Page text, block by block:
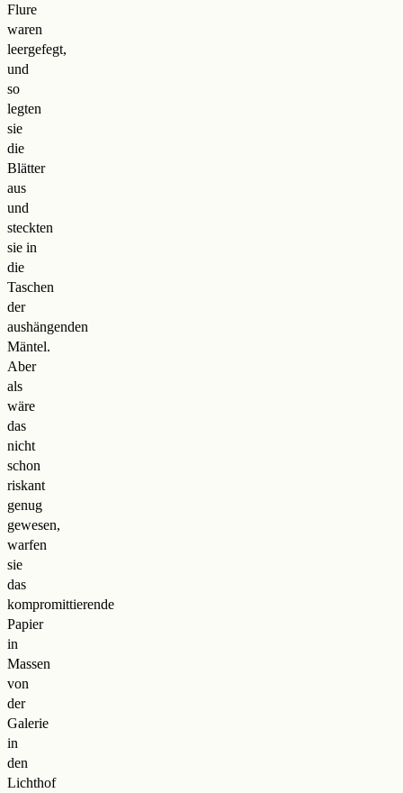
Flure
waren
leergefegt,
und
so
legten
sie
die
Blätter
aus
und
steckten
sie in
die
Taschen
der
aushängenden
Mäntel.
Aber
als
wäre
das
nicht
schon
riskant
genug
gewesen,
warfen
sie
das
kompromittierende
Papier
in
Massen
von
der
Galerie
in
den
Lichthof